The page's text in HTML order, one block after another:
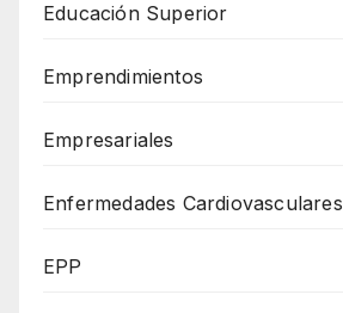
Educación Superior
Emprendimientos
Empresariales
Enfermedades Cardiovasculares
EPP